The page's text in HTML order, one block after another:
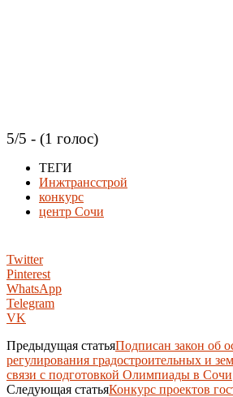
5/5 - (1 голос)
ТЕГИ
Инжтрансстрой
конкурс
центр Сочи
Twitter
Pinterest
WhatsApp
Telegram
VK
Предыдущая статьяПодписан закон об
регулирования градостроительных и
связи с подготовкой Олимпиады в Сочи
Следующая статьяКонкурс проектов